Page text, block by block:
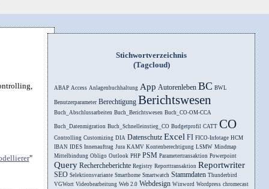
"
Stichwortverzeichnis
(Tagcloud)
ABAP Access Anlagenbuchhaltung App Autorenleben BC BWL
Benutzerparameter Berechtigung Berichtswesen
Buch_Abschlussarbeiten Buch_Berichtswesen Buch_CO-OM-CCA
Buch_Datenmigration Buch_Schnelleinstieg_CO Budgetprofil CATT CO
Controlling Customizing DIA Datenschutz Excel FI FICO-Infotage HCM
IBAN IDES Innenauftrag Jura KAMV Kontenberechtigung LSMW Mindmap
Mittelbindung Obligo Outlook PHP PSM Parametertransaktion Powerpoint
Query Rechercheberichte Registry Reporttransaktion Reportwriter
SEO Selektionsvariante Smarthome Smartwatch Stammdaten Thunderbird
VGWort Videobearbeitung Web 2.0 Webdesign Winword Wordpress chromecast